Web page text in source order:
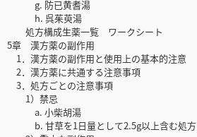
g. 防已黄耆湯
h. 呉茱萸湯
処方構成生薬一覧 ワークシート
5章 漢方薬の副作用
1．漢方薬の副作用と使用上の基本的注意
2．漢方薬に共通する注意事項
3．処方ごとの注意事項
1）禁忌
a. 小柴胡湯
b. 甘草を1日量として2.5g以上含む処方